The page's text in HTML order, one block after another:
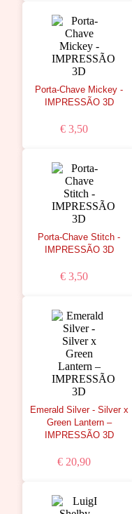
Porta-Chave Mickey -
IMPRESSÃO 3D
€ 3,50
Porta-Chave Stitch -
IMPRESSÃO 3D
€ 3,50
Emerald Silver - Silver x
Green Lantern –
IMPRESSÃO 3D
€ 20,90